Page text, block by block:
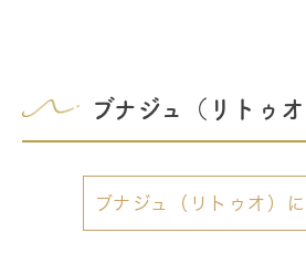
ブナジュ（リトゥオ
ブナジュ（リトゥオ）